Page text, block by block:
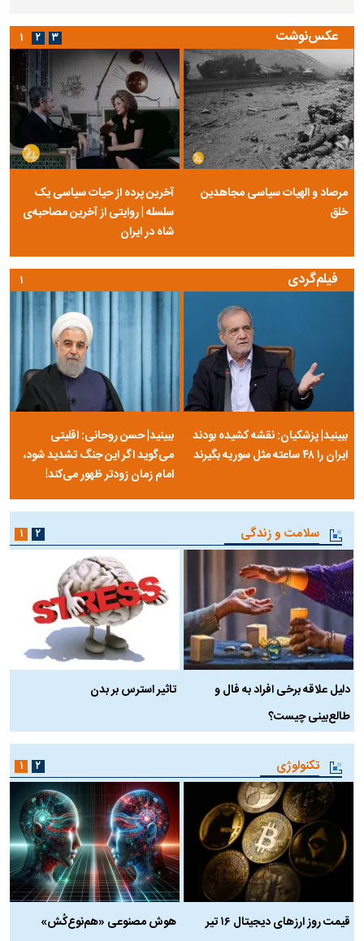
عکس‌نوشت
مرصاد و الهیات سیاسی مجاهدین
خلق
آخرین پرده از حیات سیاسی یک
سلسله | روایتی از آخرین مصاحبه‌ی
شاه در ایران
۱ ۲ ۳
فیلم‌گردی
ببینید| پزشکیان: نقشه کشیده بودند
ایران را ۴۸ ساعته مثل سوریه بگیرند
ببینید| حسن روحانی: اقلیتی
می‌گوید اگر این جنگ تشدید شود،
امام زمان زودتر ظهور می‌کند!
۱
سلامت و زندگی
دلیل علاقه برخی افراد به فال و
طالع‌بینی چیست؟
تاثیر استرس بر بدن
۱ ۲
تکنولوژی
قیمت روز ارز‌های دیجیتال ۱۶ تیر
هوش مصنوعی «هم‌نوع‌کُش»
۱ ۲